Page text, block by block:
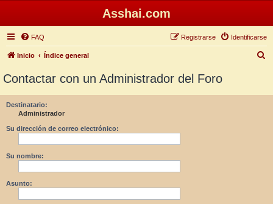
Asshai.com
FAQ Identificarse
Registrarse
Inicio Índice general
Contactar con un Administrador del Foro
Destinatario:
Administrador
Su dirección de correo electrónico:
Su nombre:
Asunto: